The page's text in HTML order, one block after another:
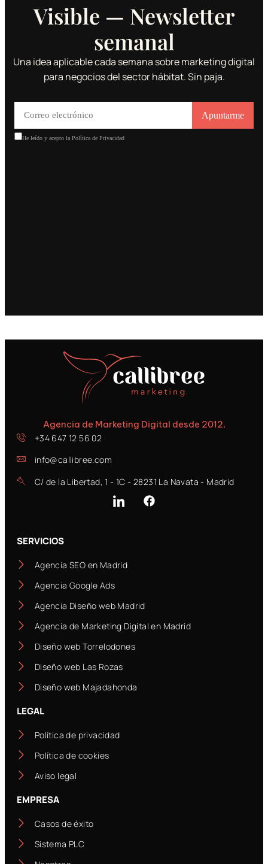
Visible — Newsletter
semanal
Una idea aplicable cada semana sobre marketing digital
para negocios del sector hábitat. Sin paja.
Agencia de Marketing Digital desde 2012.
+34 647 12 56 02
info@callibree.com
C/ de la Libertad, 1 - 1C - 28231 La Navata - Madrid
SERVICIOS
Agencia SEO en Madrid
Agencia Google Ads
Agencia Diseño web Madrid
Agencia de Marketing Digital en Madrid
Diseño web Torrelodones
Diseño web Las Rozas
Diseño web Majadahonda
LEGAL
Política de privacidad
Política de cookies
Aviso legal
EMPRESA
Casos de éxito
Sistema PLC